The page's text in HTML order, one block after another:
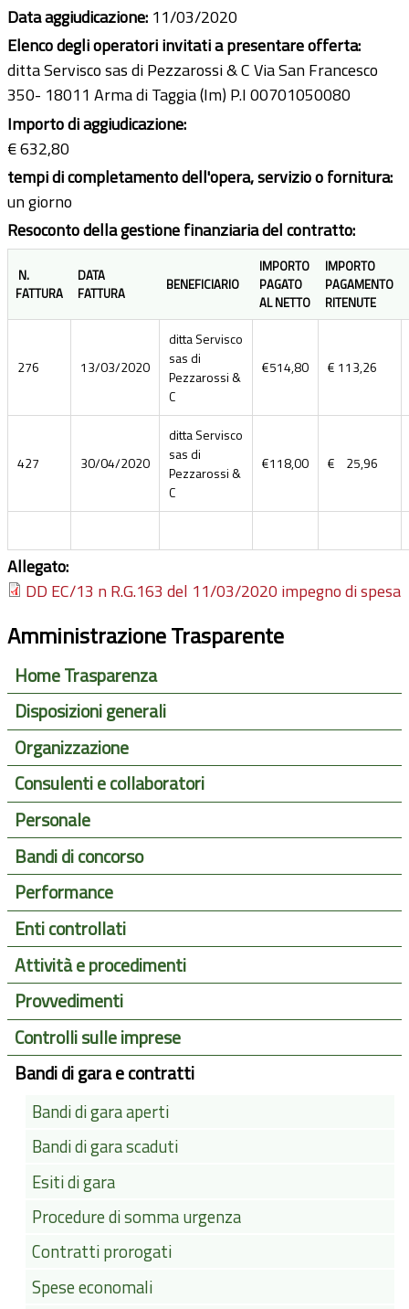
Data aggiudicazione: 11/03/2020
Elenco degli operatori invitati a presentare offerta:
ditta Servisco sas di Pezzarossi & C Via San Francesco
350- 18011 Arma di Taggia (Im) P.I 00701050080
Importo di aggiudicazione:
€ 632,80
tempi di completamento dell'opera, servizio o fornitura:
un giorno
Resoconto della gestione finanziaria del contratto:
N.
FATTURA
DATA
FATTURA
BENEFICIARIO
IMPORTO
PAGATO
AL NETTO
IMPORTO
PAGAMENTO
RITENUTE
276 13/03/2020
ditta Servisco
sas di
Pezzarossi &
C
€514,80 € 113,26
427 30/04/2020
ditta Servisco
sas di
Pezzarossi &
C
€118,00 € 25,96
Allegato:
DD EC/13 n R.G.163 del 11/03/2020 impegno di spesa
Amministrazione Trasparente
Home Trasparenza
Disposizioni generali
Organizzazione
Consulenti e collaboratori
Personale
Bandi di concorso
Performance
Enti controllati
Attività e procedimenti
Provvedimenti
Controlli sulle imprese
Bandi di gara e contratti
Bandi di gara aperti
Bandi di gara scaduti
Esiti di gara
Procedure di somma urgenza
Contratti prorogati
Spese economali